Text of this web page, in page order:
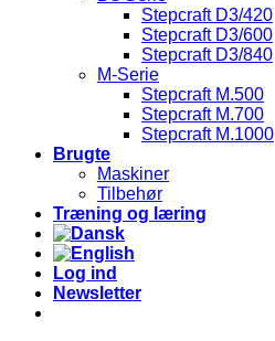
Stepcraft D3/420
Stepcraft D3/600
Stepcraft D3/840
M-Serie
Stepcraft M.500
Stepcraft M.700
Stepcraft M.1000
Brugte
Maskiner
Tilbehør
Træning og læring
Log ind
Newsletter